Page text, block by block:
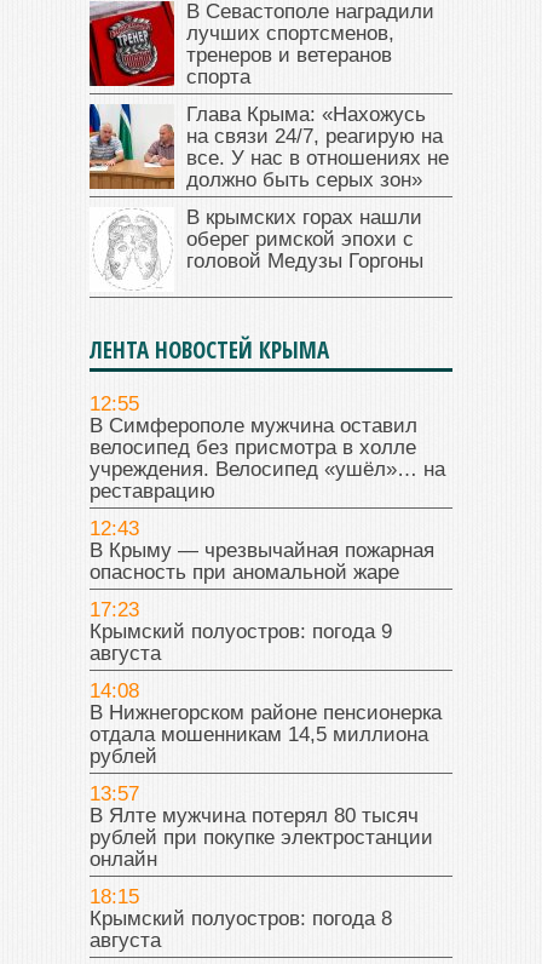
В Севастополе наградили
лучших спортсменов,
тренеров и ветеранов
спорта
Глава Крыма: «Нахожусь
на связи 24/7, реагирую на
все. У нас в отношениях не
должно быть серых зон»
В крымских горах нашли
оберег римской эпохи с
головой Медузы Горгоны
ЛЕНТА НОВОСТЕЙ КРЫМА
12:55
В Симферополе мужчина оставил
велосипед без присмотра в холле
учреждения. Велосипед «ушёл»… на
реставрацию
12:43
В Крыму — чрезвычайная пожарная
опасность при аномальной жаре
17:23
Крымский полуостров: погода 9
августа
14:08
В Нижнегорском районе пенсионерка
отдала мошенникам 14,5 миллиона
рублей
13:57
В Ялте мужчина потерял 80 тысяч
рублей при покупке электростанции
онлайн
18:15
Крымский полуостров: погода 8
августа